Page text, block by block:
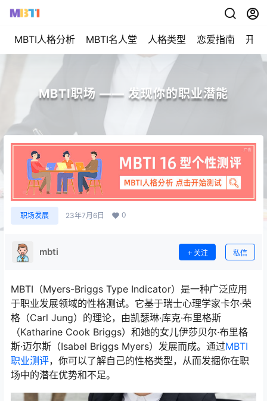
MBTI人格分析 MBTI名人堂 人格类型 恋爱指南 开始
MBTI职场 —— 发现你的职业潜能
职场发展 23年7月6日 0
mbti 关注 私信
MBTI（Myers-Briggs Type Indicator）是一种广泛应用
于职业发展领域的性格测试。它基于瑞士心理学家卡尔·荣
格（Carl Jung）的理论，由凯瑟琳·库克·布里格斯
（Katharine Cook Briggs）和她的女儿伊莎贝尔·布里格
斯·迈尔斯（Isabel Briggs Myers）发展而成。通过MBTI
职业测评，你可以了解自己的性格类型，从而发掘你在职
场中的潜在优势和不足。